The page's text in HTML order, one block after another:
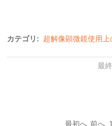
カテゴリ: 超解像顕微鏡使用上
最
最初へ 前へ 1